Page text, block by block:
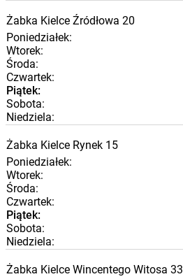
Żabka Kielce Źródłowa 20
Poniedziałek:
Wtorek:
Środa:
Czwartek:
Piątek:
Sobota:
Niedziela:
Żabka Kielce Rynek 15
Poniedziałek:
Wtorek:
Środa:
Czwartek:
Piątek:
Sobota:
Niedziela:
Żabka Kielce Wincentego Witosa 33